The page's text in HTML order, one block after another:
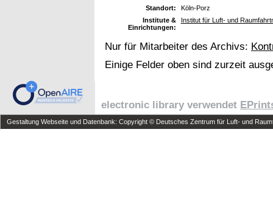
Standort:
Köln-Porz
Institute &
Einrichtungen:
Institut für Luft- und
Nur für Mitarbeiter des Archivs:
Einige Felder oben sind zurzeit
electronic library verwendet
Gestaltung Webseite und Datenbank: Copyright © Deutsches Zentrum für Luft- und